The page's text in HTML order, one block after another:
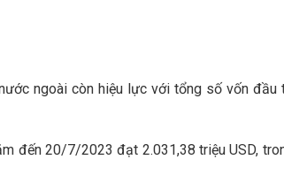
ngoài còn hiệu lực với tổng số vốn đầu
đến 20/7/2023 đạt 2.031,38 triệu USD,